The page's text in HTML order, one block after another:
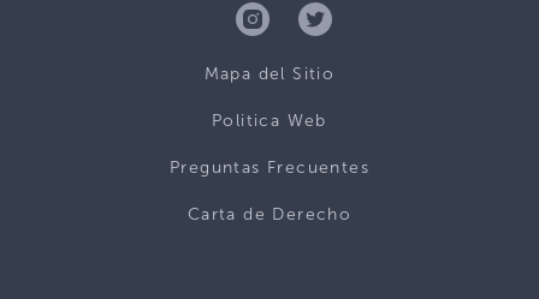
Mapa del Sitio
Politica Web
Preguntas Frecuentes
Carta de Derecho